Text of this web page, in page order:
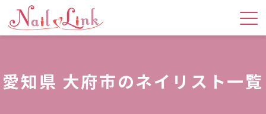
愛知県 大府市のネイリスト一覧